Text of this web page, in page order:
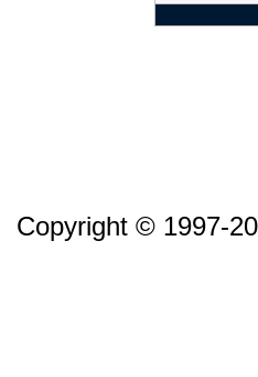
Copyright © 1997-